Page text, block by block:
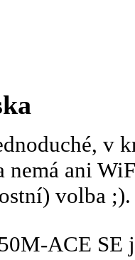
v
nemá ani
volba ;).
ACE SE